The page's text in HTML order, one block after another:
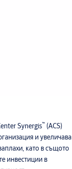
Synergis™(ACS)
и увеличава
като в същото
инвестиции в